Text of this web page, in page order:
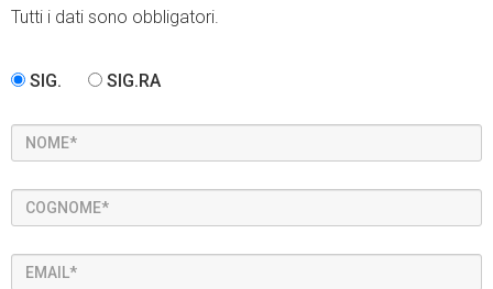
Tutti i dati sono obbligatori.
SIG. SIG.RA